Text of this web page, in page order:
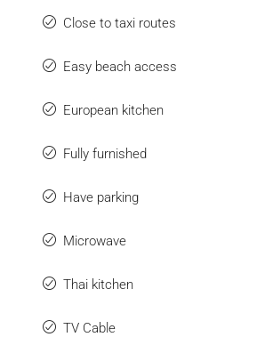
Close to taxi routes
Easy beach access
European kitchen
Fully furnished
Have parking
Microwave
Thai kitchen
TV Cable